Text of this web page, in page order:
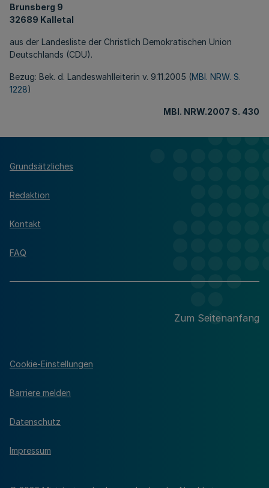
Brunsberg 9
32689 Kalletal
aus der Landesliste der Christlich Demokratischen Union
Deutschlands (CDU).
Bezug: Bek. d. Landeswahlleiterin v. 9.11.2005 (MBl. NRW. S.
1228)
MBl. NRW.2007 S. 430
Grundsätzliches
Redaktion
Kontakt
FAQ
Zum Seitenanfang
Cookie-Einstellungen
Barriere melden
Datenschutz
Impressum